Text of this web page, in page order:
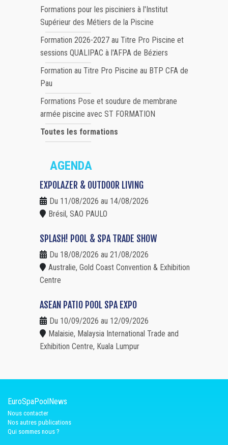
Formations pour les pisciniers à l'Institut
Supérieur des Métiers de la Piscine
Formation 2026-2027 au Titre Pro Piscine et
sessions QUALIPAC à l'AFPA de Béziers
Formation au Titre Pro Piscine au BTP CFA de
Pau
Formations Pose et soudure de membrane
armée piscine avec ST FORMATION
Toutes les formations
AGENDA
EXPOLAZER & OUTDOOR LIVING
Du 11/08/2026 au 14/08/2026
Brésil, SAO PAULO
SPLASH! POOL & SPA TRADE SHOW
Du 18/08/2026 au 21/08/2026
Australie, Gold Coast Convention & Exhibition
Centre
ASEAN PATIO POOL SPA EXPO
Du 10/09/2026 au 12/09/2026
Malaisie, Malaysia International Trade and
Exhibition Centre, Kuala Lumpur
EuroSpaPoolNews
Nous contacter
Nos autres publications
Qui sommes nous ?